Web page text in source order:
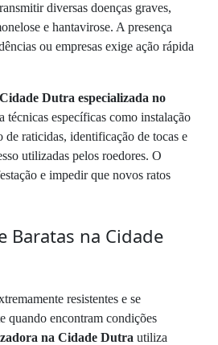
diversas doenças graves,
e hantavirose. A presença
ou empresas exige ação rápida
Dutra especializada no
técnicas específicas como instalação
de raticidas, identificação de tocas e
utilizadas pelos roedores. O
e impedir que novos ratos
Baratas na Cidade
resistentes e se
quando encontram condições
na Cidade Dutra utiliza